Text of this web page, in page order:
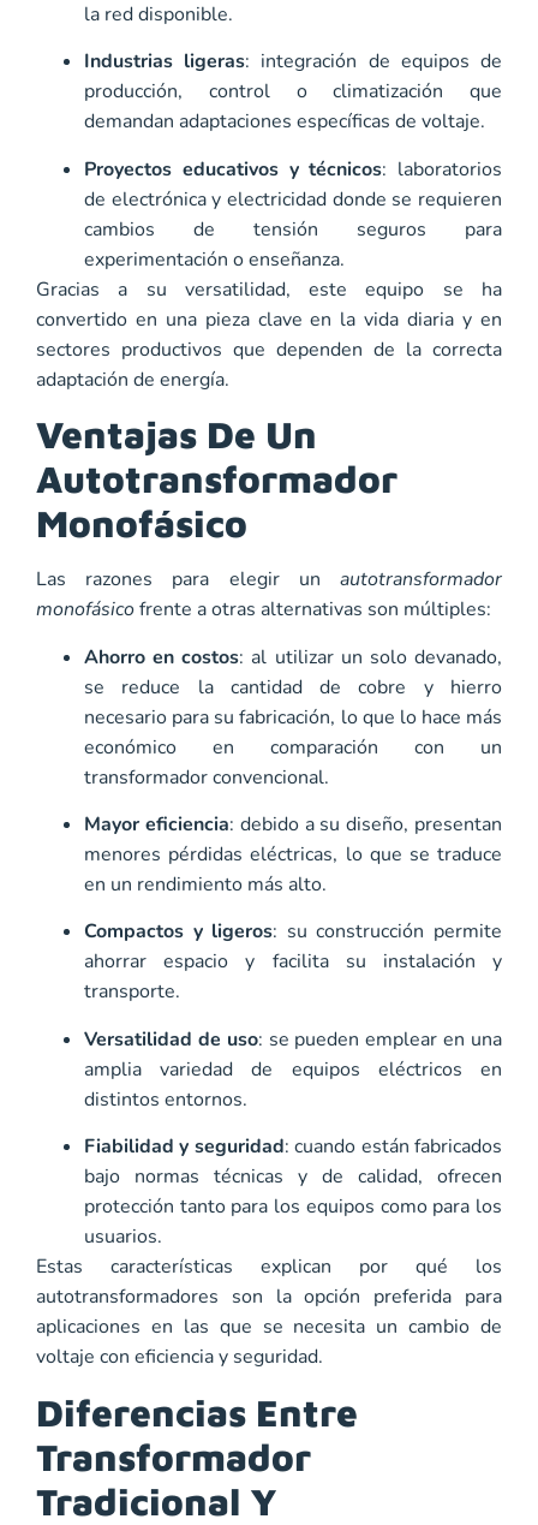
la red disponible.
Industrias ligeras: integración de equipos de
producción, control o climatización que
demandan adaptaciones específicas de voltaje.
Proyectos educativos y técnicos: laboratorios
de electrónica y electricidad donde se requieren
cambios de tensión seguros para
experimentación o enseñanza.
Gracias a su versatilidad, este equipo se ha
convertido en una pieza clave en la vida diaria y en
sectores productivos que dependen de la correcta
adaptación de energía.
Ventajas De Un
Autotransformador
Monofásico
Las razones para elegir un autotransformador
monofásicofrente a otras alternativas son múltiples:
Ahorro en costos: al utilizar un solo devanado,
se reduce la cantidad de cobre y hierro
necesario para su fabricación, lo que lo hace más
económico en comparación con un
transformador convencional.
Mayor eficiencia: debido a su diseño, presentan
menores pérdidas eléctricas, lo que se traduce
en un rendimiento más alto.
Compactos y ligeros: su construcción permite
ahorrar espacio y facilita su instalación y
transporte.
Versatilidad de uso: se pueden emplear en una
amplia variedad de equipos eléctricos en
distintos entornos.
Fiabilidad y seguridad: cuando están fabricados
bajo normas técnicas y de calidad, ofrecen
protección tanto para los equipos como para los
usuarios.
Estas características explican por qué los
autotransformadores son la opción preferida para
aplicaciones en las que se necesita un cambio de
voltaje con eficiencia y seguridad.
Diferencias Entre
Transformador
Tradicional Y